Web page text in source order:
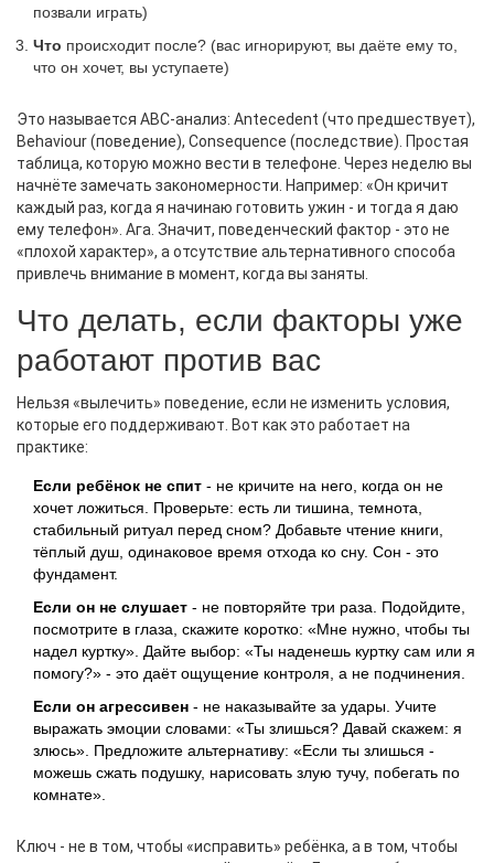
позвали играть)
Что происходит после? (вас игнорируют, вы даёте ему то,
что он хочет, вы уступаете)
Это называется ABC-анализ: Antecedent (что предшествует),
Behaviour (поведение), Consequence (последствие). Простая
таблица, которую можно вести в телефоне. Через неделю вы
начнёте замечать закономерности. Например: «Он кричит
каждый раз, когда я начинаю готовить ужин - и тогда я даю
ему телефон». Ага. Значит, поведенческий фактор - это не
«плохой характер», а отсутствие альтернативного способа
привлечь внимание в момент, когда вы заняты.
Что делать, если факторы уже
работают против вас
Нельзя «вылечить» поведение, если не изменить условия,
которые его поддерживают. Вот как это работает на
практике:
Если ребёнок не спит - не кричите на него, когда он не
хочет ложиться. Проверьте: есть ли тишина, темнота,
стабильный ритуал перед сном? Добавьте чтение книги,
тёплый душ, одинаковое время отхода ко сну. Сон - это
фундамент.
Если он не слушает - не повторяйте три раза. Подойдите,
посмотрите в глаза, скажите коротко: «Мне нужно, чтобы ты
надел куртку». Дайте выбор: «Ты наденешь куртку сам или я
помогу?» - это даёт ощущение контроля, а не подчинения.
Если он агрессивен - не наказывайте за удары. Учите
выражать эмоции словами: «Ты злишься? Давай скажем: я
злюсь». Предложите альтернативу: «Если ты злишься -
можешь сжать подушку, нарисовать злую тучу, побегать по
комнате».
Ключ - не в том, чтобы «исправить» ребёнка, а в том, чтобы